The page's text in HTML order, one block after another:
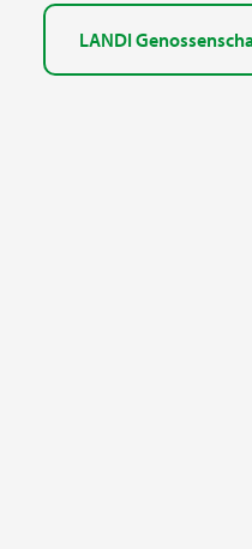
LANDI